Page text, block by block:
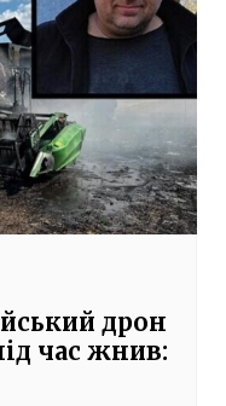
дрон
час жнив: